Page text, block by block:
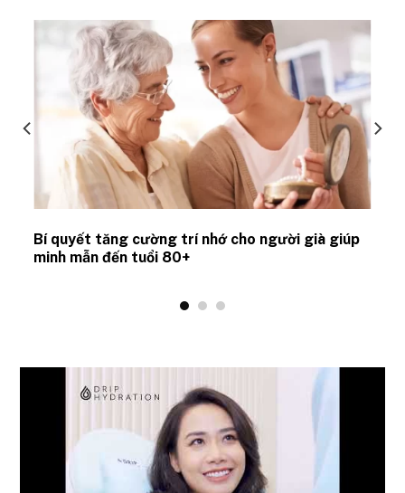
Bí quyết tăng cường trí nhớ cho người già giúp
minh mẫn đến tuổi 80+